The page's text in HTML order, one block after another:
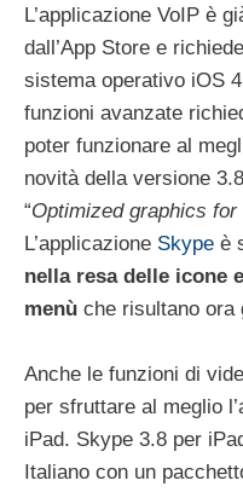
L’applicazione VoIP è
dall’App Store e
sistema operativo iOS
funzioni avanzate
poter funzionare al
novità della versione
“Optimized graphics
L’applicazione Skype è
nella resa delle icone
menù che risultano ora
Anche le funzioni di
per sfruttare al meglio
iPad. Skype 3.8 per
Italiano con un